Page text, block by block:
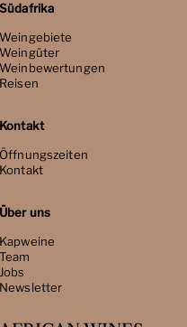
Südafrika
Weingebiete
Weingüter
Weinbewertungen
Reisen
Kontakt
Öffnungszeiten
Kontakt
Über uns
Kapweine
Team
Jobs
Newsletter